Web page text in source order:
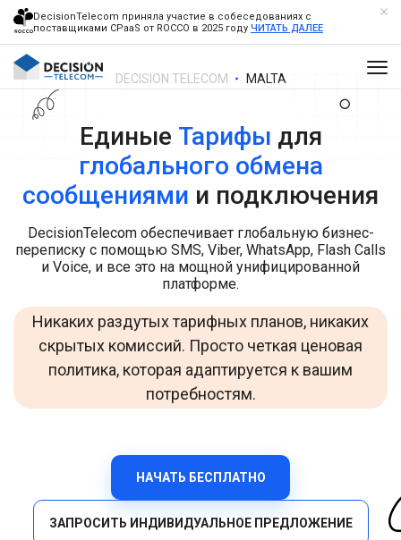
DecisionTelecom приняла участие в собеседованиях с
поставщиками CPaaS от ROCCO в 2025 году ЧИТАТЬ ДАЛЕЕ
DECISION TELECOM MALTA
Единые Тарифы для
глобального обмена
сообщениями и подключения
DecisionTelecom обеспечивает глобальную бизнес-
переписку с помощью SMS, Viber, WhatsApp, Flash Calls
и Voice, и все это на мощной унифицированной
платформе.
Никаких раздутых тарифных планов, никаких
скрытых комиссий. Просто четкая ценовая
политика, которая адаптируется к вашим
потребностям.
НАЧАТЬ БЕСПЛАТНО
ЗАПРОСИТЬ ИНДИВИДУАЛЬНОЕ ПРЕДЛОЖЕНИЕ